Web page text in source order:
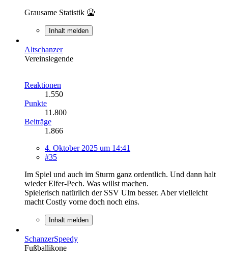
Grausame Statistik 🤮
Inhalt melden
Altschanzer
Vereinslegende
Reaktionen
1.550
Punkte
11.800
Beiträge
1.866
4. Oktober 2025 um 14:41
#35
Im Spiel und auch im Sturm ganz ordentlich. Und dann halt
wieder Elfer-Pech. Was willst machen.
Spielerisch natürlich der SSV Ulm besser. Aber vielleicht
macht Costly vorne doch noch eins.
Inhalt melden
SchanzerSpeedy
Fußballikone